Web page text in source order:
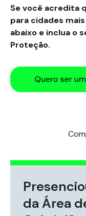
Se você acredita
para cidades
abaixo e inclua o
Proteção.
da Área